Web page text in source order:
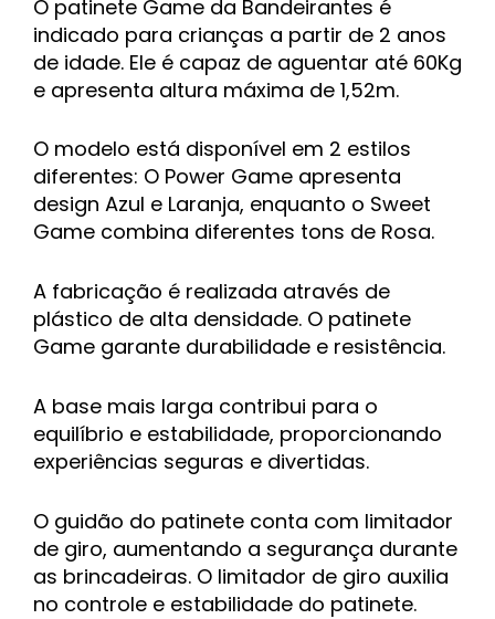
O patinete Game da Bandeirantes é
indicado para crianças a partir de 2 anos
de idade. Ele é capaz de aguentar até 60Kg
e apresenta altura máxima de 1,52m.
O modelo está disponível em 2 estilos
diferentes: O Power Game apresenta
design Azul e Laranja, enquanto o Sweet
Game combina diferentes tons de Rosa.
A fabricação é realizada através de
plástico de alta densidade. O patinete
Game garante durabilidade e resistência.
A base mais larga contribui para o
equilíbrio e estabilidade, proporcionando
experiências seguras e divertidas.
O guidão do patinete conta com limitador
de giro, aumentando a segurança durante
as brincadeiras. O limitador de giro auxilia
no controle e estabilidade do patinete.